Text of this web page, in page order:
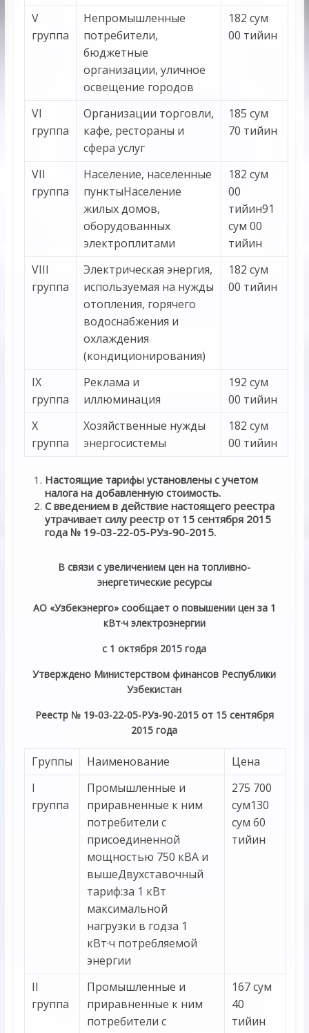
V
группа
Непромышленные
потребители,
бюджетные
организации, уличное
освещение городов
182 сум
00 тийин
VI
группа
Организации торговли,
кафе, рестораны и
сфера услуг
185 сум
70 тийин
VII
группа
Население, населенные
пунктыНаселение
жилых домов,
оборудованных
электроплитами
182 сум
00
тийин91
сум 00
тийин
VIII
группа
Электрическая энергия,
используемая на нужды
отопления, горячего
водоснабжения и
охлаждения
(кондиционирования)
182 сум
00 тийин
IX
группа
Реклама и
иллюминация
192 сум
00 тийин
X
группа
Хозяйственные нужды
энергосистемы
182 сум
00 тийин
Настоящие тарифы установлены с учетом
налога на добавленную стоимость.
С введением в действие настоящего реестра
утрачивает силу реестр от 15 сентября 2015
года № 19-03-22-05-РУз-90-2015.
В связи с увеличением цен на топливно-
энергетические ресурсы
АО «Узбекэнерго» сообщает о повышении цен за 1
кВт·ч электроэнергии
с 1 октября 2015 года
Утверждено Министерством финансов Республики
Узбекистан
Реестр № 19-03-22-05-РУз-90-2015 от 15 сентября
2015 года
Группы Наименование
Цена
I
группа
Промышленные и
приравненные к ним
потребители с
присоединенной
мощностью 750 кВА и
вышеДвухставочный
тариф:за 1 кВт
максимальной
нагрузки в годза 1
кВт·ч потребляемой
энергии
275 700
сум130
сум 60
тийин
II
группа
Промышленные и
приравненные к ним
потребители с
167 сум
40
тийин